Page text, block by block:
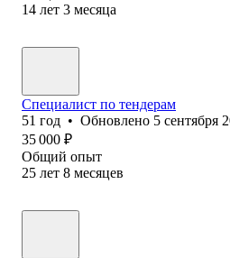
14 лет 3 месяца
Специалист по тендерам
51 год • Обновлено 5 сентября
35 000 ₽
Общий опыт
25 лет 8 месяцев